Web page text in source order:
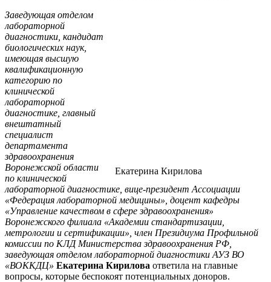
Екатерина Кирилова
Заведующая отделом
лабораторной
диагностики, кандидат
биологических наук,
имеющая высшую
квалификационную
категорию по
клинической
лабораторной
диагностике, главный
внештатный
специалист
департамента
здравоохранения
Воронежской области
по клинической
лабораторной диагностике, вице-президент Ассоциации
«Федерация лабораторной медицины», доцент кафедры
«Управление качеством в сфере здравоохранения»
Воронежского филиала «Академии стандартизации,
метрологии и сертификации», член Президиума Профильной
комиссии по КЛД Министерства здравоохранения РФ,
заведующая отделом лабораторной диагностики АУЗ ВО
«ВОККДЦ» Екатерина Кирилова ответила на главные
вопросы, которые беспокоят потенциальных доноров.